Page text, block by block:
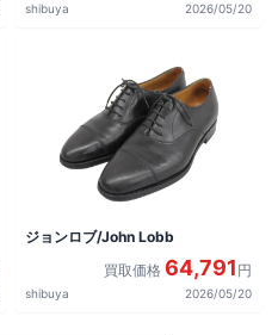
shibuya 2026/05/20
ジョンロブ/John Lobb
買取価格 64,791 円
shibuya 2026/05/20